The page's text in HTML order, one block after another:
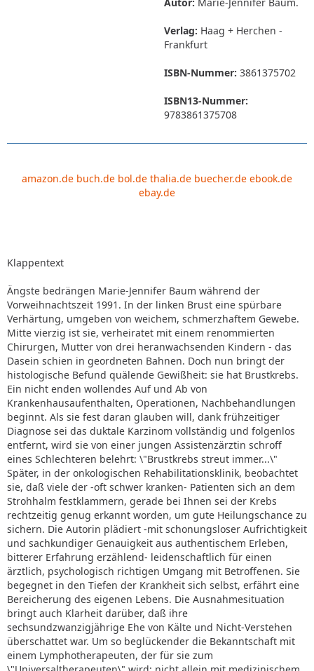
Verlag: Haag + Herchen -
Frankfurt
ISBN-Nummer: 3861375702
ISBN13-Nummer:
9783861375708
amazon.de buch.de bol.de thalia.de buecher.de ebook.de
ebay.de
Klappentext
Ängste bedrängen Marie-Jennifer Baum während der
Vorweihnachtszeit 1991. In der linken Brust eine spürbare
Verhärtung, umgeben von weichem, schmerzhaftem Gewebe.
Mitte vierzig ist sie, verheiratet mit einem renommierten
Chirurgen, Mutter von drei heranwachsenden Kindern - das
Dasein schien in geordneten Bahnen. Doch nun bringt der
histologische Befund quälende Gewißheit: sie hat Brustkrebs.
Ein nicht enden wollendes Auf und Ab von
Krankenhausaufenthalten, Operationen, Nachbehandlungen
beginnt. Als sie fest daran glauben will, dank frühzeitiger
Diagnose sei das duktale Karzinom vollständig und folgenlos
entfernt, wird sie von einer jungen Assistenzärztin schroff
eines Schlechteren belehrt: \"Brustkrebs streut immer...\"
Später, in der onkologischen Rehabilitationsklinik, beobachtet
sie, daß viele der -oft schwer kranken- Patienten sich an dem
Strohhalm festklammern, gerade bei Ihnen sei der Krebs
rechtzeitig genug erkannt worden, um gute Heilungschance zu
sichern. Die Autorin plädiert -mit schonungsloser Aufrichtigkeit
und sachkundiger Genauigkeit aus authentischem Erleben,
bitterer Erfahrung erzählend- leidenschaftlich für einen
ärztlich, psychologisch richtigen Umgang mit Betroffenen. Sie
begegnet in den Tiefen der Krankheit sich selbst, erfährt eine
Bereicherung des eigenen Lebens. Die Ausnahmesituation
bringt auch Klarheit darüber, daß ihre
sechsundzwanzigjährige Ehe von Kälte und Nicht-Verstehen
überschattet war. Um so beglückender die Bekanntschaft mit
einem Lymphotherapeuten, der für sie zum